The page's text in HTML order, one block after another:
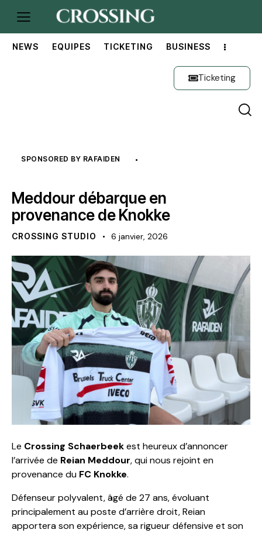
NEWS EQUIPES TICKETING BUSINESS
Ticketing
SPONSORED BY RAFAIDEN
Meddour débarque en
provenance de Knokke
CROSSING STUDIO 6 janvier, 2026
Le Crossing Schaerbeekest heureux d’annoncer
l’arrivée de Reian Meddour, qui nous rejoint en
provenance du FC Knokke.
Défenseur polyvalent, âgé de 27 ans, évoluant
principalement au poste d’arrière droit, Reian
apportera son expérience, sa rigueur défensive et son